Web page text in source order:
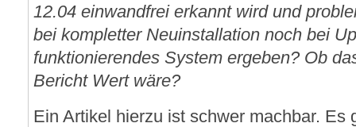
12.04 einwandfrei erkannt wird und
bei kompletter Neuinstallation noch bei
funktionierendes System ergeben? Ob
Bericht Wert wäre?
Ein Artikel hierzu ist schwer machbar. Es